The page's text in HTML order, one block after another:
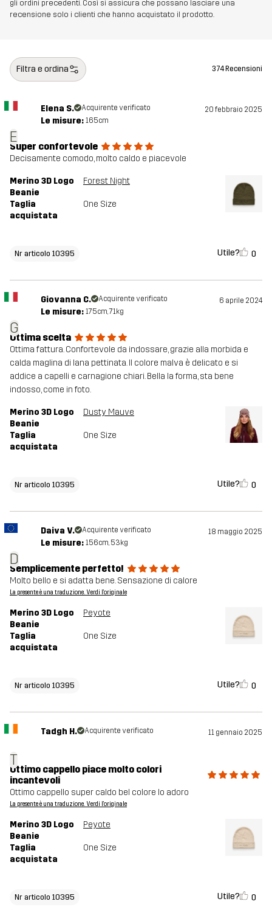
gli ordini precedenti. Così si assicura che possano lasciare una
recensione solo i clienti che hanno acquistato il prodotto.
Filtra e ordina 374 Recensioni
E
Elena S. Acquirente verificato 20 febbraio 2025
Le misure: 165cm
Super confortevole
Decisamente comodo, molto caldo e piacevole
Merino 3D Logo
Beanie
Forest Night
Taglia
acquistata
One Size
Nr articolo 10395 Utile? 0
G
Giovanna C. Acquirente verificato 6 aprile 2024
Le misure: 175cm, 71kg
Ottima scelta
Ottima fattura. Confortevole da indossare, grazie alla morbida e
calda maglina di lana pettinata. Il colore malva è delicato e si
addice a capelli e carnagione chiari. Bella la forma, sta bene
indosso, come in foto.
Merino 3D Logo
Beanie
Dusty Mauve
Taglia
acquistata
One Size
Nr articolo 10395 Utile? 0
D
Daiva V. Acquirente verificato 18 maggio 2025
Le misure: 156cm, 53kg
Semplicemente perfetto!
Molto bello e si adatta bene. Sensazione di calore
La presente è una traduzione. Verdi l'originale
Merino 3D Logo
Beanie
Peyote
Taglia
acquistata
One Size
Nr articolo 10395 Utile? 0
T
Tadgh H. Acquirente verificato 11 gennaio 2025
Ottimo cappello piace molto colori
incantevoli
Ottimo cappello super caldo bel colore lo adoro
La presente è una traduzione. Verdi l'originale
Merino 3D Logo
Beanie
Peyote
Taglia
acquistata
One Size
Nr articolo 10395 Utile? 0